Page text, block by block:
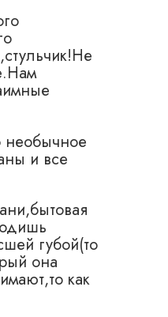
необычное
и все
губой(то
она
как